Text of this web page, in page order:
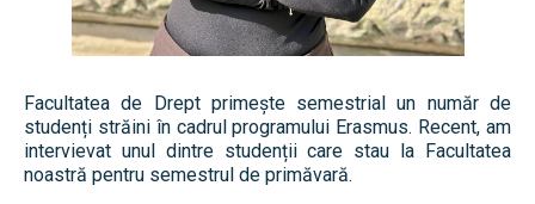
Facultatea de Drept primește semestrial un număr de
studenți străini în cadrul programului Erasmus. Recent, am
intervievat unul dintre studenții care stau la Facultatea
noastră pentru semestrul de primăvară.